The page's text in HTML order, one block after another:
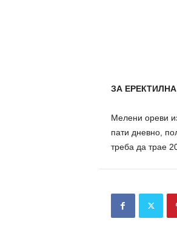
ЗА
Мелени ореви
пати дневно,
треба да трае